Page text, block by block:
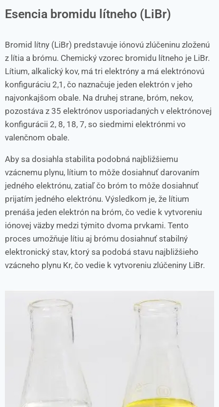
Esencia bromidu lítneho (LiBr)
Bromid lítny (LiBr) predstavuje iónovú zlúčeninu zloženú
z lítia a brómu. Chemický vzorec bromidu lítneho je LiBr.
Lítium, alkalický kov, má tri elektróny a má elektrónovú
konfiguráciu 2,1, čo naznačuje jeden elektrón v jeho
najvonkajšom obale. Na druhej strane, bróm, nekov,
pozostáva z 35 elektrónov usporiadaných v elektrónovej
konfigurácii 2, 8, 18, 7, so siedmimi elektrónmi vo
valenčnom obale.
Aby sa dosiahla stabilita podobná najbližšiemu
vzácnemu plynu, lítium to môže dosiahnuť darovaním
jedného elektrónu, zatiaľ čo bróm to môže dosiahnuť
prijatím jedného elektrónu. Výsledkom je, že lítium
prenáša jeden elektrón na bróm, čo vedie k vytvoreniu
iónovej väzby medzi týmito dvoma prvkami. Tento
proces umožňuje lítiu aj brómu dosiahnuť stabilný
elektronický stav, ktorý sa podobá stavu najbližšieho
vzácneho plynu Kr, čo vedie k vytvoreniu zlúčeniny LiBr.